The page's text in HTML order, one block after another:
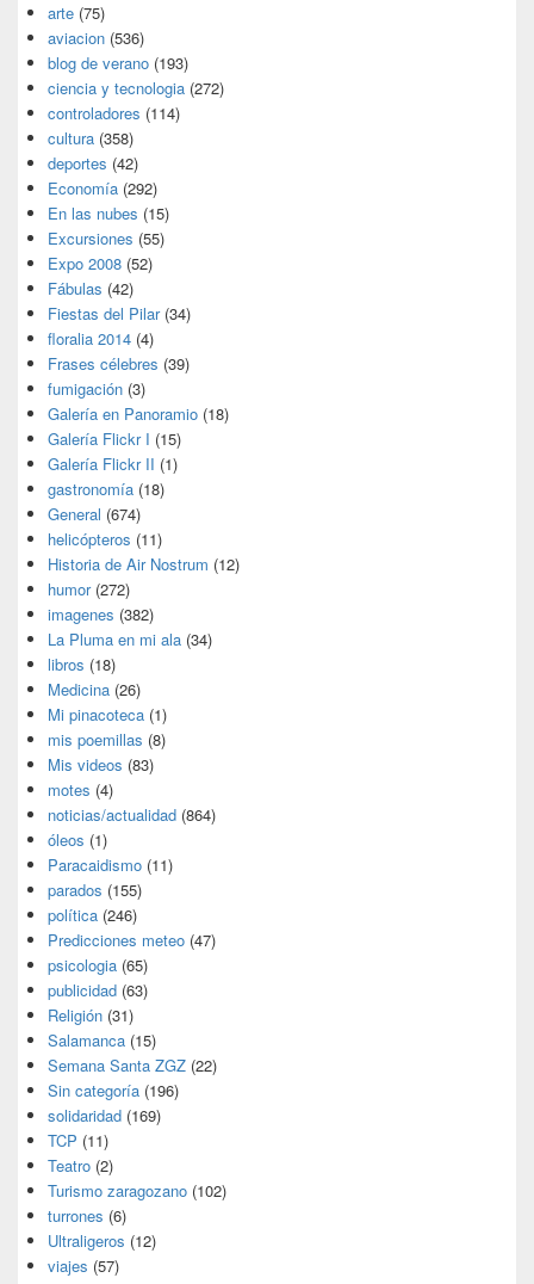
arte (75)
aviacion (536)
blog de verano (193)
ciencia y tecnologia (272)
controladores (114)
cultura (358)
deportes (42)
Economía (292)
En las nubes (15)
Excursiones (55)
Expo 2008 (52)
Fábulas (42)
Fiestas del Pilar(34)
floralia 2014 (4)
Frases célebres (39)
fumigación (3)
Galería en Panoramio (18)
Galería Flickr I (15)
Galería Flickr II (1)
gastronomía (18)
General (674)
helicópteros (11)
Historia de Air Nostrum (12)
humor(272)
imagenes (382)
La Pluma en mi ala (34)
libros (18)
Medicina (26)
Mi pinacoteca (1)
mis poemillas (8)
Mis videos (83)
motes (4)
noticias/actualidad (864)
óleos (1)
Paracaidismo (11)
parados (155)
política (246)
Predicciones meteo (47)
psicologia (65)
publicidad (63)
Religión (31)
Salamanca (15)
Semana Santa ZGZ (22)
Sin categoría (196)
solidaridad (169)
TCP (11)
Teatro (2)
Turismo zaragozano (102)
turrones (6)
Ultraligeros (12)
viajes (57)